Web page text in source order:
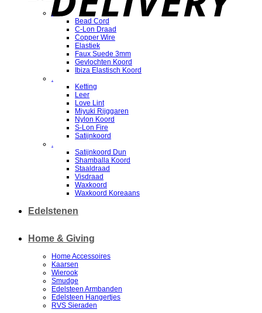
.
Bead Cord
C-Lon Draad
Copper Wire
Elastiek
Faux Suede 3mm
Gevlochten Koord
Ibiza Elastisch Koord
.
Ketting
Leer
Love Lint
Miyuki Rijggaren
Nylon Koord
S-Lon Fire
Satijnkoord
.
Satijnkoord Dun
Shamballa Koord
Staaldraad
Visdraad
Waxkoord
Waxkoord Koreaans
Edelstenen
Home & Giving
Home Accessoires
Kaarsen
Wierook
Smudge
Edelsteen Armbanden
Edelsteen Hangertjes
RVS Sieraden